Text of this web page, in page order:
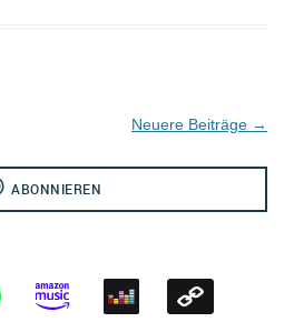
Neuere Beiträge →